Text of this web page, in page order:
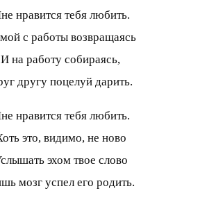
нравится тебя любить.
с работы возвращаясь
И на работу собираясь,
другу поцелуй дарить.
нравится тебя любить.
это, видимо, не ново
эхом твое слово
мозг успел его родить.